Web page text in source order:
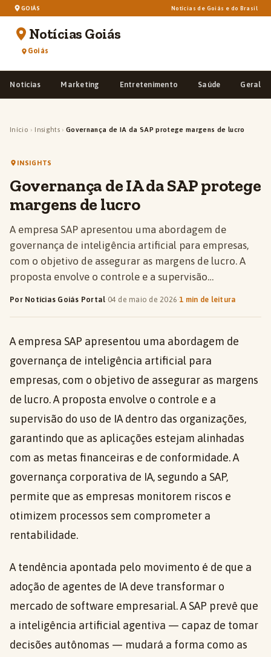
GOIÁS Notícias de Goiás e do Brasil
Notícias Goiás
Goiás
Notícias Marketing Entretenimento Saúde Geral
Início › Insights › Governança de IA da SAP protege margens de lucro
INSIGHTS
Governança de IA da SAP protege
margens de lucro
A empresa SAP apresentou uma abordagem de
governança de inteligência artificial para empresas,
com o objetivo de assegurar as margens de lucro. A
proposta envolve o controle e a supervisão…
Por Notícias Goiás Portal· 04 de maio de 2026·1 min de leitura
A empresa SAP apresentou uma abordagem de
governança de inteligência artificial para
empresas, com o objetivo de assegurar as margens
de lucro. A proposta envolve o controle e a
supervisão do uso de IA dentro das organizações,
garantindo que as aplicações estejam alinhadas
com as metas financeiras e de conformidade. A
governança corporativa de IA, segundo a SAP,
permite que as empresas monitorem riscos e
otimizem processos sem comprometer a
rentabilidade.
A tendência apontada pelo movimento é de que a
adoção de agentes de IA deve transformar o
mercado de software empresarial. A SAP prevê que
a inteligência artificial agentiva — capaz de tomar
decisões autônomas — mudará a forma como as